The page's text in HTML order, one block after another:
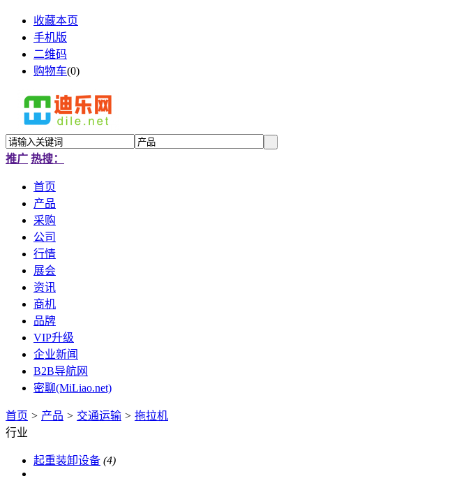
收藏本页
手机版
二维码
购物车(0)
推广 热搜：
首页
产品
采购
公司
行情
展会
资讯
商机
品牌
VIP升级
企业新闻
B2B导航网
密聊(MiLiao.net)
首页 > 产品 > 交通运输 > 拖拉机
行业
起重装卸设备 (4)